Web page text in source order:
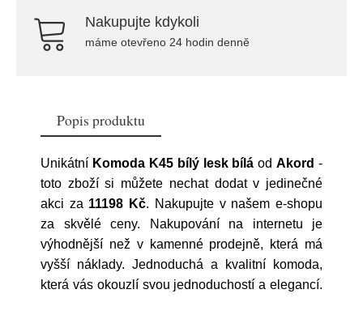
Nakupujte kdykoli
máme otevřeno 24 hodin denně
Popis produktu
Unikátní Komoda K45 bílý lesk bílá odAkord -
toto zboží si můžete nechat dodat v jedinečné
akci za 11198 Kč. Nakupujte v našem e-shopu
za skvělé ceny. Nakupování na internetu je
výhodnější než v kamenné prodejně, která má
vyšší náklady. Jednoduchá a kvalitní komoda,
která vás okouzlí svou jednoduchostí a elegancí.